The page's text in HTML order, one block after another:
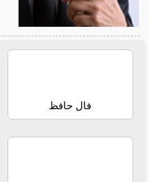
فال حافظ